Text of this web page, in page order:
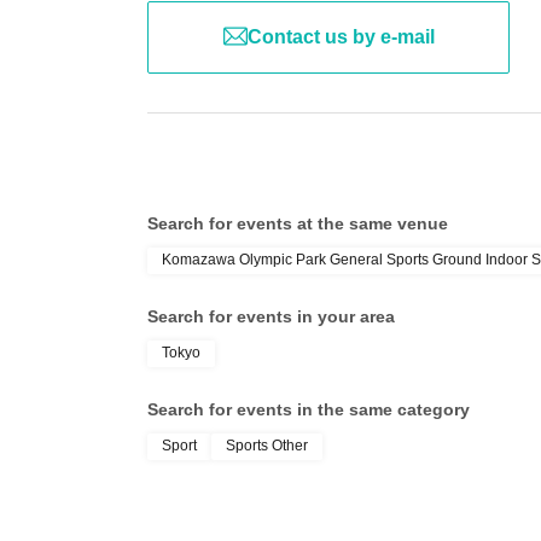
Contact us by e-mail
Search for events at the same venue
Komazawa Olympic Park General Sports Ground Indoor
Search for events in your area
Tokyo
Search for events in the same category
Sport Sports Other